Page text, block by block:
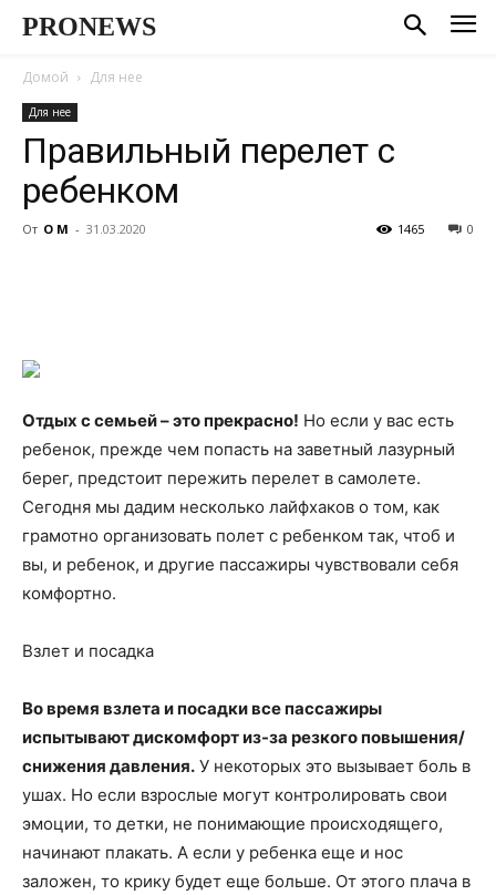
PRONEWS
Домой Для нее
Для нее
Правильный перелет с
ребенком
От О М - 31.03.2020 0
1465
Отдых с семьей – это прекрасно! Но если у вас есть
ребенок, прежде чем попасть на заветный лазурный
берег, предстоит пережить перелет в самолете.
Сегодня мы дадим несколько лайфхаков о том, как
грамотно организовать полет с ребенком так, чтоб и
вы, и ребенок, и другие пассажиры чувствовали себя
комфортно.
Взлет и посадка
Во время взлета и посадки все пассажиры
испытывают дискомфорт из-за резкого повышения/
снижения давления. У некоторых это вызывает боль в
ушах. Но если взрослые могут контролировать свои
эмоции, то детки, не понимающие происходящего,
начинают плакать. А если у ребенка еще и нос
заложен, то крику будет еще больше. От этого плача в